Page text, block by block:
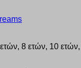
8 ετών, 10